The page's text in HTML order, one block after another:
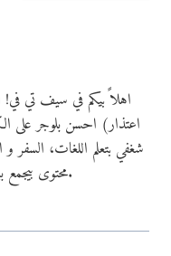
اهلاً بيكم في سيف تي في!
شغفي بتعلم اللغات، السفر
محتوى بيجمع بين التعليم، الالهام، و التسلية.